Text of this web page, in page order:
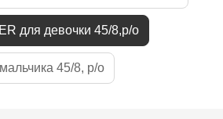
для девочки 45/8,р/о
45/8, р/о